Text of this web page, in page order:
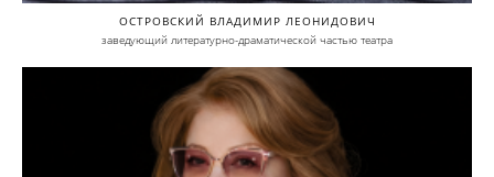
ОСТРОВСКИЙ ВЛАДИМИР ЛЕОНИДОВИЧ
заведующий литературно-драматической частью театра